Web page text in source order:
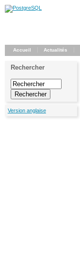
Accueil Actualités
Rechercher
Version anglaise